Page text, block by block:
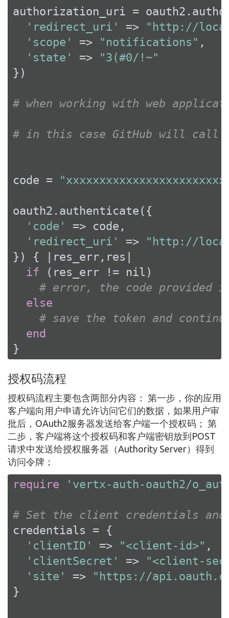
authorization_uri =
'redirect_uri'
=>
"http://
'scope'
=> "notifications" ,
'state'
=>
"3(#0/!~"
})
# when working with web
# in this case GitHub will call
code =
oauth2.authenticate({
'code'
=> code,
'redirect_uri'
=>
"http://
}) {
|res_err,res|
if (res_err != nil )
# error, the code provided
else
# save the token and
end
}
授权码流程
授权码流程主要包含两部分内容： 第一步，你的应用
客户端向用户申请允许访问它们的数据，如果用户审
批后，OAuth2服务器发送给客户端一个授权码； 第
二步，客户端将这个授权码和客户端密钥放到POST
请求中发送给授权服务器（Authority Server）得到
访问令牌；
require 'vertx-auth-oauth2/
# Set the client credentials and
credentials = {
'clientID'
=> "<client-id>" ,
'clientSecret'
=>
"<client-
'site'
=>
"https://
}